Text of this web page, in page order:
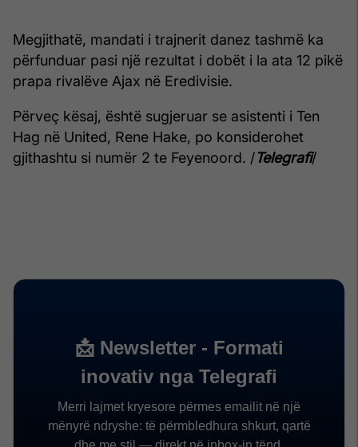
Megjithatë, mandati i trajnerit danez tashmë ka
përfunduar pasi një rezultat i dobët i la ata 12 pikë
prapa rivalëve Ajax në Eredivisie.
Përveç kësaj, është sugjeruar se asistenti i Ten
Hag në United, Rene Hake, po konsiderohet
gjithashtu si numër 2 te Feyenoord. /Telegrafi/